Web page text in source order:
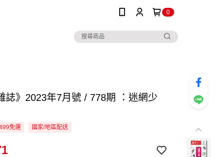
0
誌》2023年7月號 / 778期 ：迷網少
免運 國家/地區配送